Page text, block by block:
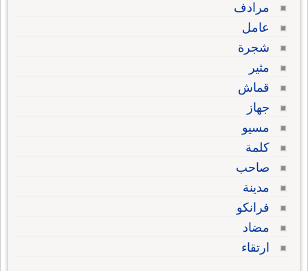
مرادف
عامل
شجرة
مثير
قماش
جهاز
مسيو
كلمة
صاحب
مدينة
فرانكو
مضاد
ارتقاء